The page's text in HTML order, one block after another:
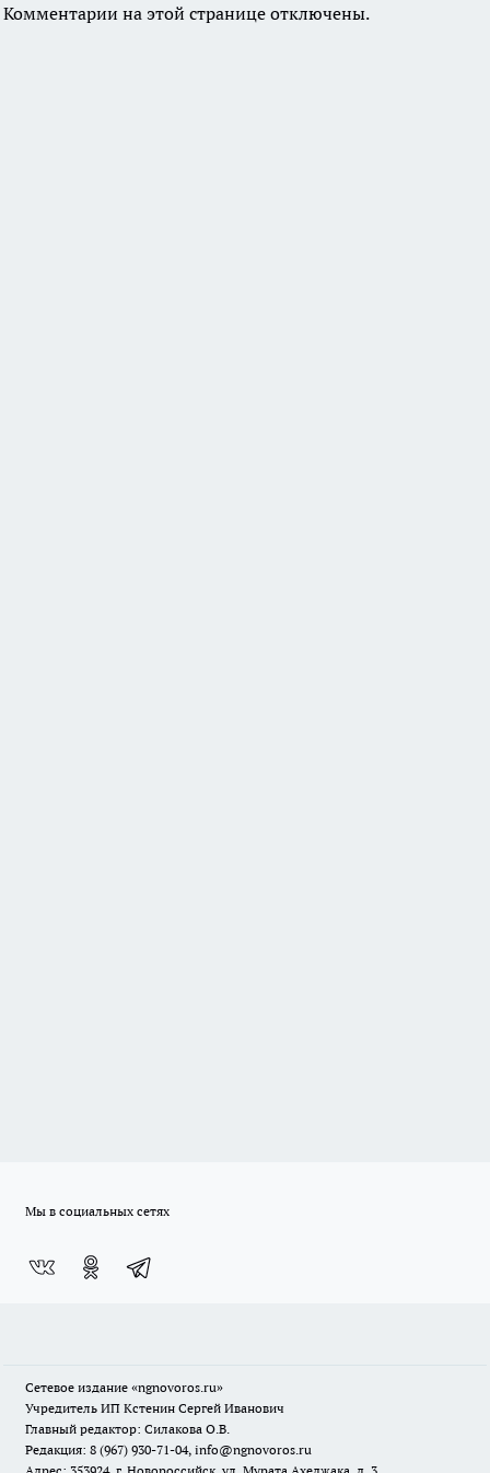
Комментарии на этой странице отключены.
Мы в социальных сетях
Сетевое издание «ngnovoros.ru»
Учредитель ИП Кстенин Сергей Иванович
Главный редактор: Силакова О.В.
Редакция: 8 (967) 930-71-04, info@ngnovoros.ru